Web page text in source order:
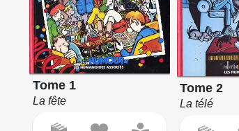
Tome 1
La fête
Tome 2
La télé